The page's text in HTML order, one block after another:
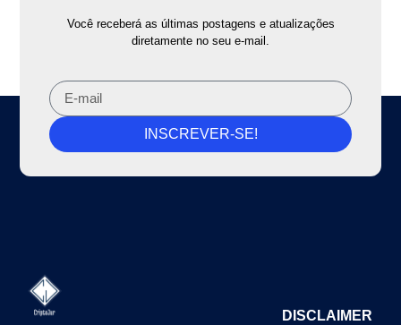
Você receberá as últimas postagens e atualizações
diretamente no seu e-mail.
INSCREVER-SE!
DISCLAIMER